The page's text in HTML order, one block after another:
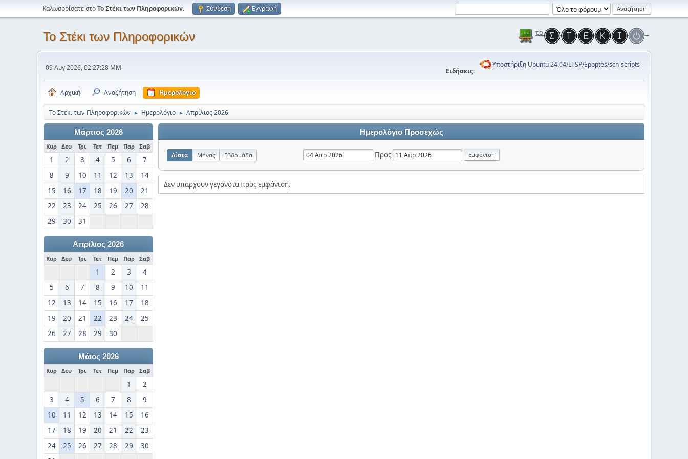
Καλωσορίσατε στοΤο Στέκι των Πληροφορικών. Σύνδεση Εγγραφή
Το Στέκι των Πληροφορικών
09 Αυγ 2026, 02:27:28 ΜΜ Ειδήσεις:
Υποστήριξη Ubuntu 24.04/LTSP/Epoptes/sch-scripts
Αρχική Αναζήτηση Ημερολόγιο
Το Στέκι των Πληροφορικών ► Ημερολόγιο ► Απρίλιος 2026
Μάρτιος 2026
Κυρ Δευ Τρι Τετ Πεμ Παρ Σαβ
1 2 3 4 5 6
7
8
9 10 11 12 13
14
15
16 17 18 19 20
21
22
23 24 25 26 27
28
29
30 31
Απρίλιος 2026
Κυρ Δευ Τρι Τετ Πεμ Παρ Σαβ
1 2 3
4
5
6 7 8 9 10
11
12
13 14 15 16 17
18
19
20 21 22 23 24
25
26
27 28 29 30
Μάιος 2026
Κυρ Δευ Τρι Τετ Πεμ Παρ Σαβ
1
2
3
4 5 6 7 8
9
10
11 12 13 14 15
16
17
18 19 20 21 22
23
24
25 26 27 28 29
30
Ημερολόγιο Προσεχώς
Λίστα Μήνας Εβδομάδα Προς
Δεν υπάρχουν γεγονότα προς εμφάνιση.